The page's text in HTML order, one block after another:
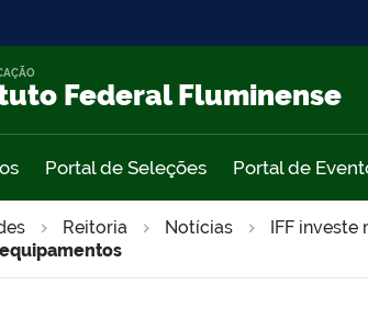
Federal Fluminense
Portal de Seleções Portal de
Reitoria Notícias IFF investe